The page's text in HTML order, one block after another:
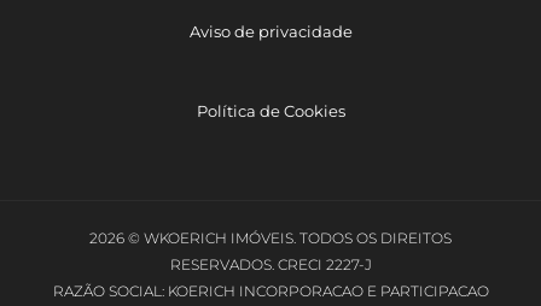
Aviso de privacidade
Política de Cookies
2026 © WKOERICH IMÓVEIS. TODOS OS DIREITOS
RESERVADOS. CRECI 2227-J
RAZÃO SOCIAL: KOERICH INCORPORACAO E PARTICIPACAO